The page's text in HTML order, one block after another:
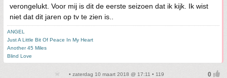
verongelukt. Voor mij is dit de eerste seizoen dat ik kijk. Ik wist
niet dat dit jaren op tv te zien is..
ANGEL
Just A Little Bit Of Peace In My Heart
Another 45 Miles
Blind Love
• zaterdag 10 maart 2018 @ 17:11 • 119